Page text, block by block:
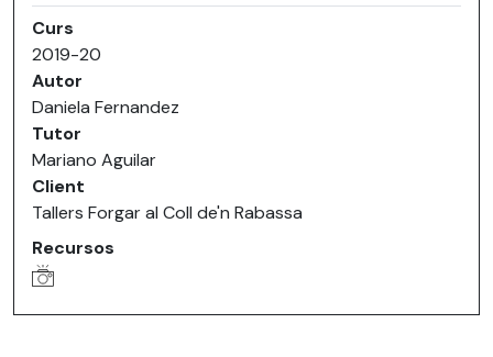
Curs
2019-20
Autor
Daniela Fernandez
Tutor
Mariano Aguilar
Client
Tallers Forgar al Coll de'n Rabassa
Recursos